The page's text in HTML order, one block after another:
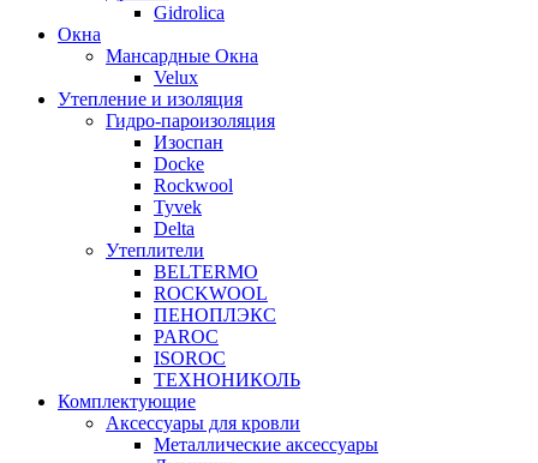
Gidrolica
Окна
Мансардные Окна
Velux
Утепление и изоляция
Гидро-пароизоляция
Изоспан
Docke
Rockwool
Tyvek
Delta
Утеплители
BELTERMO
ROCKWOOL
ПЕНОПЛЭКС
PAROC
ISOROC
ТЕХНОНИКОЛЬ
Комплектующие
Аксессуары для кровли
Металлические аксессуары